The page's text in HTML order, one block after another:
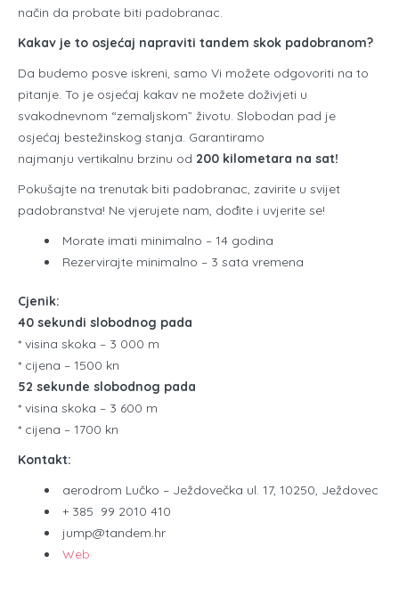
način da probate biti padobranac.
Kakav je to osjećaj napraviti tandem skok padobranom?
Da budemo posve iskreni, samo Vi možete odgovoriti na to
pitanje. To je osjećaj kakav ne možete doživjeti u
svakodnevnom “zemaljskom” životu. Slobodan pad je
osjećaj bestežinskog stanja. Garantiramo
najmanju vertikalnu brzinu od 200 kilometara na sat!
Pokušajte na trenutak biti padobranac, zavirite u svijet
padobranstva! Ne vjerujete nam, dođite i uvjerite se!
Morate imati minimalno – 14 godina
Rezervirajte minimalno – 3 sata vremena
Cjenik:
40 sekundi slobodnog pada
* visina skoka – 3 000 m
* cijena – 1500 kn
52 sekunde slobodnog pada
* visina skoka – 3 600 m
* cijena – 1700 kn
Kontakt:
aerodrom Lučko – Ježdovečka ul. 17, 10250, Ježdovec
+ 385 99 2010 410
jump@tandem.hr
Web